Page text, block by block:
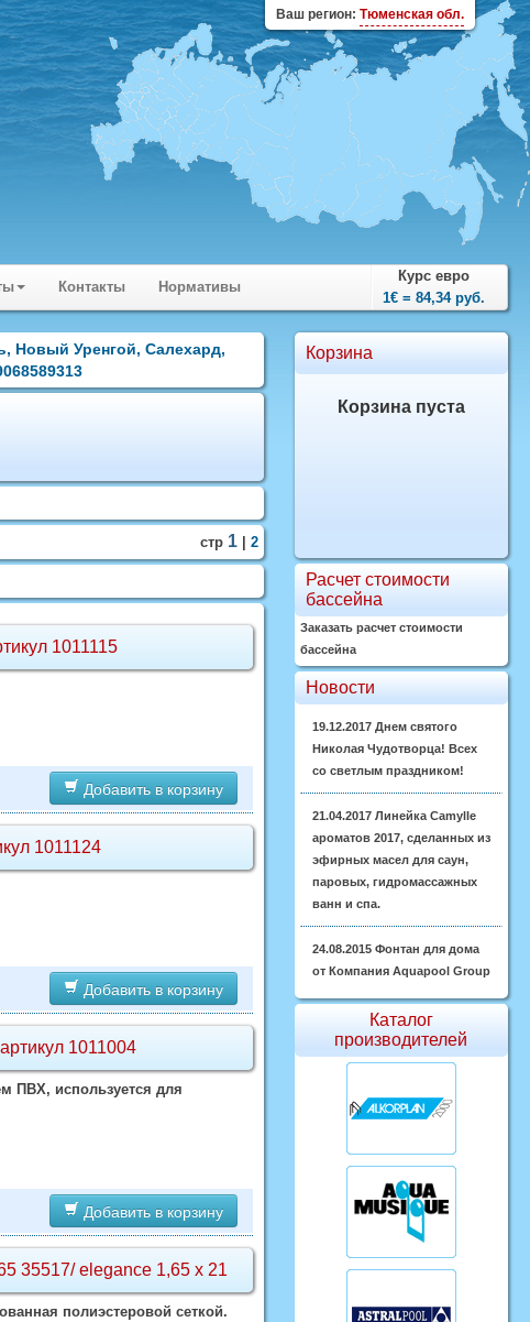
Ваш регион: Тюменская обл.
Контакты Нормативы
Курс евро
1€ = 84,34 руб.
Новый Уренгой, Салехард,
стр 1 |2
1011115
Добавить в корзину
1011124
Добавить в корзину
1011004
ПВХ, используется для
Добавить в корзину
35517/ elegance 1,65 х 21
полиэстеровой сеткой.
Корзина
Корзина пуста
Расчет стоимости
бассейна
Заказать расчет стоимости
бассейна
Новости
19.12.2017 Днем святого
Николая Чудотворца! Всех
со светлым праздником!
21.04.2017 Линейка Camylle
ароматов 2017, сделанных из
эфирных масел для саун,
паровых, гидромассажных
ванн и спа.
24.08.2015 Фонтан для дома
от Компания Aquapool Group
Каталог
производителей